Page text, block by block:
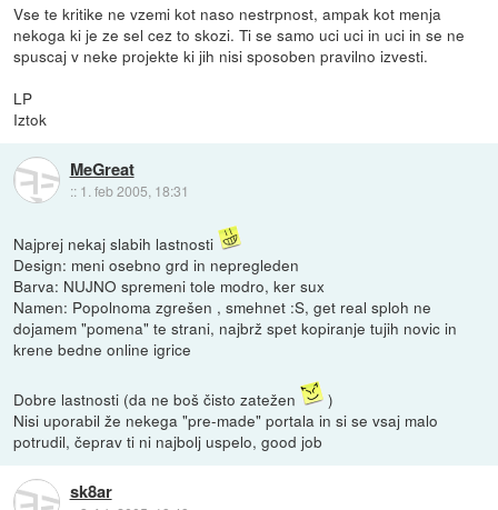
Vse te kritike ne vzemi kot naso nestrpnost, ampak kot menja
nekoga ki je ze sel cez to skozi. Ti se samo uci uci in uci in se ne
spuscaj v neke projekte ki jih nisi sposoben pravilno izvesti.
LP
Iztok
MeGreat
:: 1. feb 2005, 18:31
Najprej nekaj slabih lastnosti
Design: meni osebno grd in nepregleden
Barva: NUJNO spremeni tole modro, ker sux
Namen: Popolnoma zgrešen , smehnet :S, get real sploh ne
dojamem "pomena" te strani, najbrž spet kopiranje tujih novic in
krene bedne online igrice
Dobre lastnosti (da ne boš čisto zatežen
)
Nisi uporabil že nekega "pre-made" portala in si se vsaj malo
potrudil, čeprav ti ni najbolj uspelo, good job
sk8ar